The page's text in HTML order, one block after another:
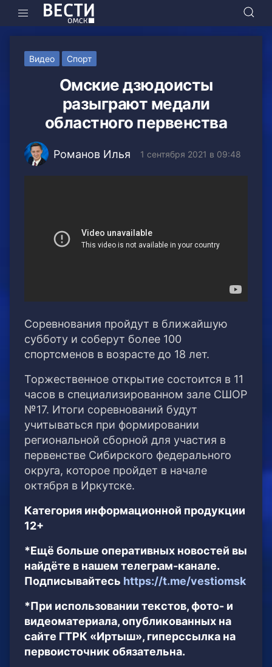
Видео Спорт
Омские дзюдоисты
разыграют медали
областного первенства
Романов Илья 1 сентября 2021 в 09:48
Соревнования пройдут в ближайшую
субботу и соберут более 100
спортсменов в возрасте до 18 лет.
Торжественное открытие состоится в 11
часов в специализированном зале СШОР
№17. Итоги соревнований будут
учитываться при формировании
региональной сборной для участия в
первенстве Сибирского федерального
округа, которое пройдет в начале
октября в Иркутске.
Категория информационной продукции
12+
*Ещё больше оперативных новостей вы
найдёте в нашем телеграм-канале.
Подписывайтесь https://t.me/vestiomsk
*При использовании текстов, фото- и
видеоматериала, опубликованных на
сайте ГТРК «Иртыш», гиперссылка на
первоисточник обязательна.